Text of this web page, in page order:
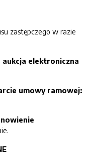
zastępczego w razie
aukcja elektroniczna
umowy ramowej: